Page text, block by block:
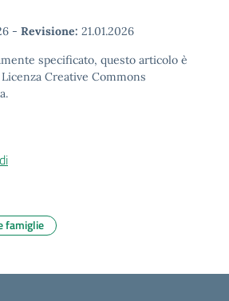
- Revisione: 21.01.2026
specificato, questo articolo è
Creative Commons
famiglie